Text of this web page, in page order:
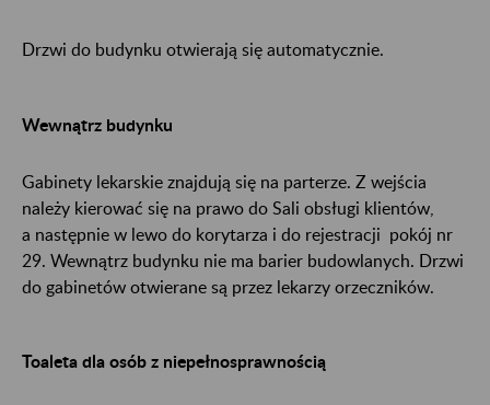
Drzwi do budynku otwierają się automatycznie.
Wewnątrz budynku
Gabinety lekarskie znajdują się na parterze. Z wejścia
należy kierować się na prawo do Sali obsługi klientów,
a następnie w lewo do korytarza i do rejestracji pokój nr
29. Wewnątrz budynku nie ma barier budowlanych. Drzwi
do gabinetów otwierane są przez lekarzy orzeczników.
Toaleta dla osób z niepełnosprawnością